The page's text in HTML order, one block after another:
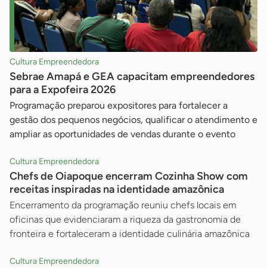
Cultura Empreendedora
Sebrae Amapá e GEA capacitam empreendedores
para a Expofeira 2026
Programação preparou expositores para fortalecer a
gestão dos pequenos negócios, qualificar o atendimento e
ampliar as oportunidades de vendas durante o evento
Cultura Empreendedora
Chefs de Oiapoque encerram Cozinha Show com
receitas inspiradas na identidade amazônica
Encerramento da programação reuniu chefs locais em
oficinas que evidenciaram a riqueza da gastronomia de
fronteira e fortaleceram a identidade culinária amazônica
Cultura Empreendedora